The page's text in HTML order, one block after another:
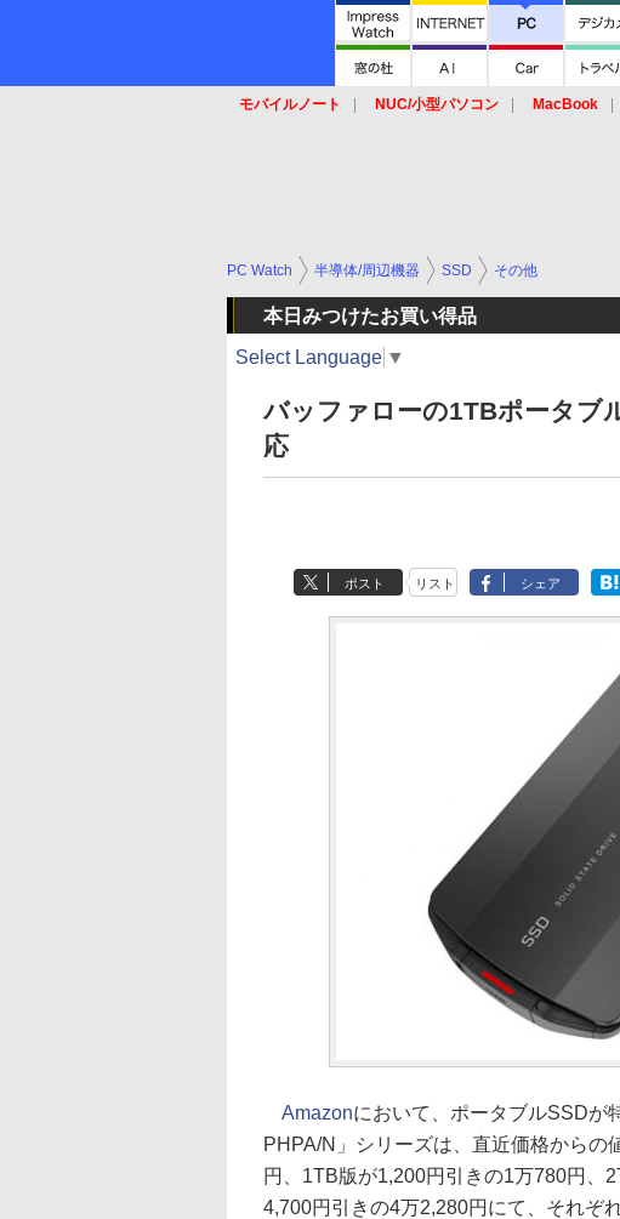
モバイルノート NUC/小型パソコン MacBook
PC Watch 半導体/周辺機器 SSD その他
本日みつけたお買い得品
Select Language ▼
バッファローの1TBポータブ
応
ポスト リスト シェア
Amazonにおいて、ポータブルSSDが
PHPA/N」シリーズは、直近価格から
円、1TB版が1,200円引きの1万780円、
4,700円引きの4万2,280円にて、それぞ